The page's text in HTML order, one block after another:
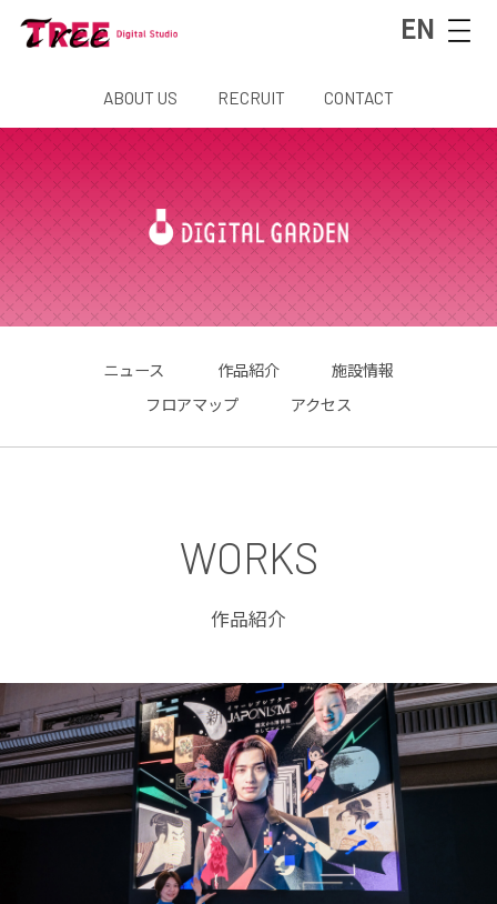
EN
ABOUT US RECRUIT CONTACT
ニュース 作品紹介
施設情報
フロアマップ
アクセス
WORKS
作品紹介